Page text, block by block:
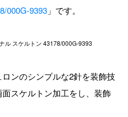
000G-9393」です。
ンのシンプルな2針を装飾技
スケルトン加工をし、装飾